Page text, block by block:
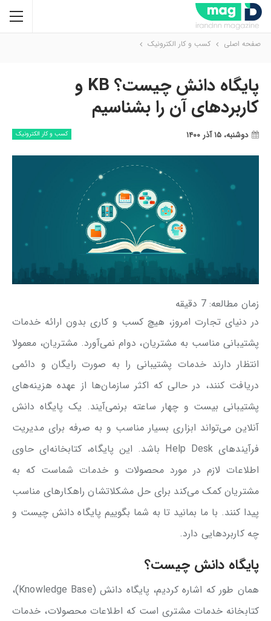
صفحه اصلی کسب و کار الکترونیک
پایگاه دانش چیست؟ KB و
کاربردهای آن را بشناسیم
کسب و کار الکترونیک دوشنبه، ۱۵ آذر ۱۴۰۰
زمان مطالعه: 7 دقیقه
در دنیای تجارت امروز، هیچ کسب و کاری بدون ارائه خدمات
پشتیبانی مناسب به مشتریان، دوام نمی‌آورد. مشتریان، معمولا
انتظار دارند خدمات پشتیبانی را به صورت رایگان و دائمی
دریافت کنند، در حالی که اکثر سازمان‌ها از عهده هزینه‌های
پشتیبانی بیست و چهار ساعته برنمی‌آیند. یک پایگاه دانش
آنلاین می‌تواند ابزاری بسیار مناسب و به صرفه برای مدیریت
فرآیندهای Help Desk باشد. این پایگاه، کتابخانه‌ای حاوی
اطلاعات لازم در مورد محصولات و خدمات شماست که به
مشتریان کمک می‌کند برای حل مشکلاتشان راهکارهای مناسب
پیدا کنند. با ما بمانید تا به شما بگوییم پایگاه دانش چیست و
چه کاربردهایی دارد.
پایگاه دانش چیست؟
همان طور که اشاره کردیم، پایگاه دانش (Knowledge Base)،
کتابخانه خدمات مشتری است که اطلاعات محصولات، خدمات